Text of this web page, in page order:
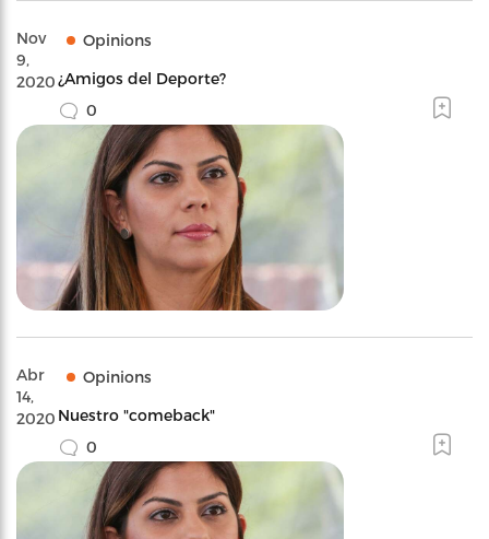
Nov
9,
2020
Opinions
¿Amigos del Deporte?
0
Abr
14,
2020
Opinions
Nuestro "comeback"
0